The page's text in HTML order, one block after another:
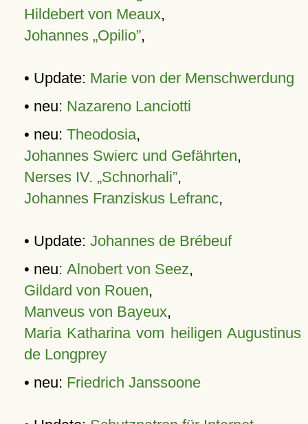
Hildebert von Meaux,
Johannes „Opilio”,
• Update: Marie von der Menschwerdung
• neu: Nazareno Lanciotti
• neu: Theodosia,
Johannes Swierc und Gefährten,
Nerses IV. „Schnorhali”,
Johannes Franziskus Lefranc,
• Update: Johannes de Brébeuf
• neu: Alnobert von Seez,
Gildard von Rouen,
Manveus von Bayeux,
Maria Katharina vom heiligen Augustinus
de Longprey
• neu: Friedrich Janssoone